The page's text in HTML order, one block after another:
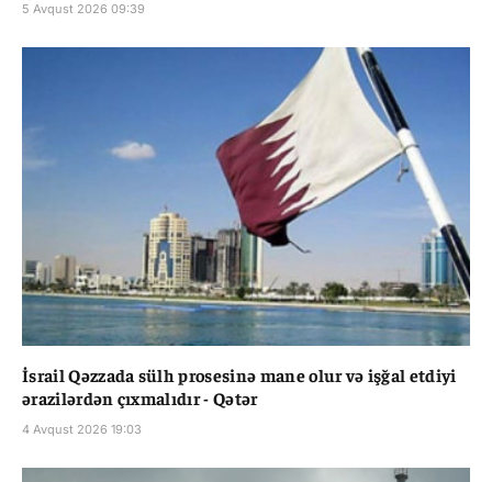
5 Avqust 2026 09:39
İsrail Qəzzada sülh prosesinə mane olur və işğal etdiyi
ərazilərdən çıxmalıdır - Qətər
4 Avqust 2026 19:03